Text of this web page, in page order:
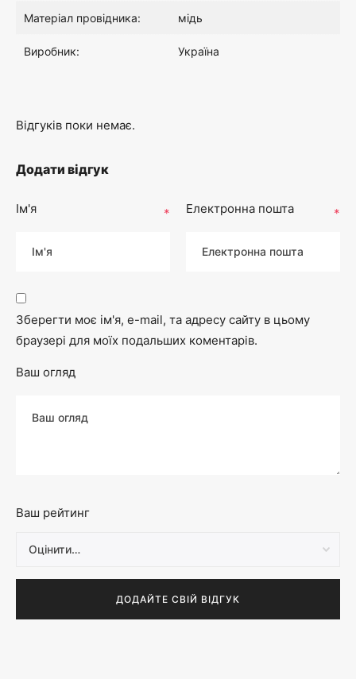
.
0
0
Матеріал провідника: мідь
Виробник: Україна
Відгуків поки немає.
Додати відгук
Ім'я * Електронна пошта *
Зберегти моє ім'я, e-mail, та адресу сайту в цьому
браузері для моїх подальших коментарів.
Ваш огляд
Ваш рейтинг